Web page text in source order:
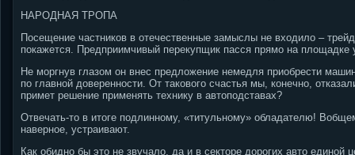
НАРОДНАЯ ТРОПА
Посещение частников в отечественные замыслы не входило –
покажется. Предприимчивый перекупщик пасся прямо на площадке
Не моргнув глазом он внес предложение немедля приобрести
по главной доверенности. От такового счастья мы, конечно,
примет решение применять технику в автоподставах?
Отвечать-то в итоге подлинному, «титульному» обладателю!
наверное, устраивают.
Как обидно бы это не звучало, да и в секторе дорогих авто